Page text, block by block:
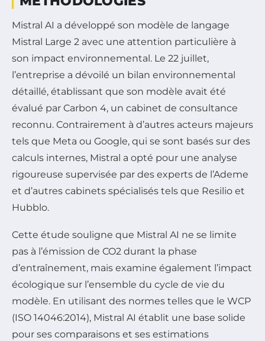
Mistral AI a développé son modèle de langage
Mistral Large 2 avec une attention particulière à
son impact environnemental. Le 22 juillet,
l’entreprise a dévoilé un bilan environnemental
détaillé, établissant que son modèle avait été
évalué par Carbon 4, un cabinet de consultance
reconnu. Contrairement à d’autres acteurs majeurs
tels que Meta ou Google, qui se sont basés sur des
calculs internes, Mistral a opté pour une analyse
rigoureuse supervisée par des experts de l’Ademe
et d’autres cabinets spécialisés tels que Resilio et
Hubblo.
Cette étude souligne que Mistral AI ne se limite
pas à l’émission de CO2 durant la phase
d’entraînement, mais examine également l’impact
écologique sur l’ensemble du cycle de vie du
modèle. En utilisant des normes telles que le WCP
(ISO 14046:2014), Mistral AI établit une base solide
pour ses comparaisons et ses estimations